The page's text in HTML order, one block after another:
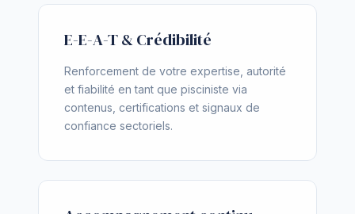
E-E-A-T & Crédibilité
Renforcement de votre expertise, autorité
et fiabilité en tant que pisciniste via
contenus, certifications et signaux de
confiance sectoriels.